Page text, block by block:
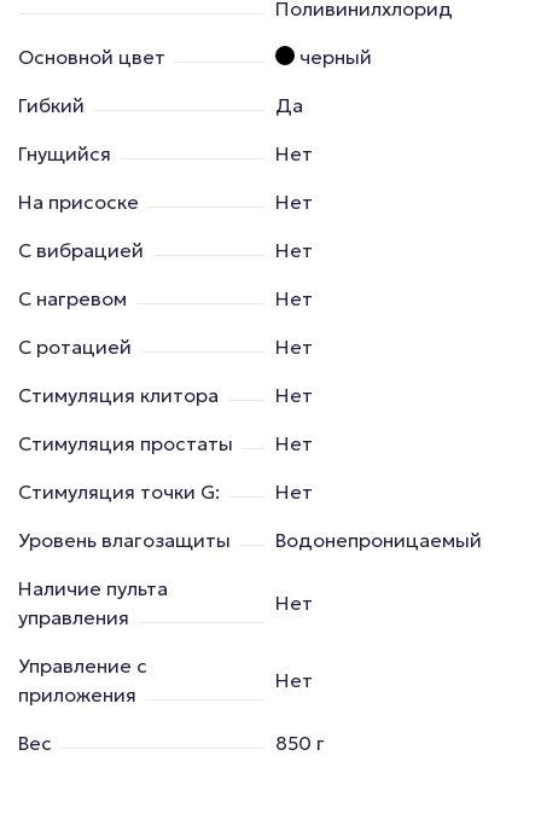
Поливинилхлорид
Основной цвет
черный
Гибкий
Да
Гнущийся
Нет
На присоске
Нет
С вибрацией
Нет
С нагревом
Нет
С ротацией
Нет
Стимуляция клитора
Нет
Стимуляция простаты
Нет
Стимуляция точки G:
Нет
Уровень влагозащиты
Водонепроницаемый
Наличие пульта
управления
Нет
Управление с
приложения
Нет
Вес 850 г